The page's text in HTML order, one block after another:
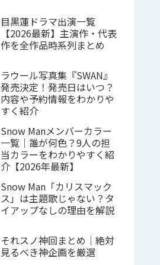
目黒蓮ドラマ出演一覧
【2026最新】主演作・代表
作を全作品時系列まとめ
ラウール写真集『SWAN』
発売決定！発売日はいつ？
内容や予約情報をわかりや
すく紹介
Snow Manメンバーカラー
一覧｜誰が何色？9人の担
当カラーをわかりやすく紹
介【2026年最新】
Snow Man「カリスマック
ス」は主題歌じゃない？タ
イアップなしの理由を解説
それスノ神回まとめ｜絶対
見るべき神企画を厳選